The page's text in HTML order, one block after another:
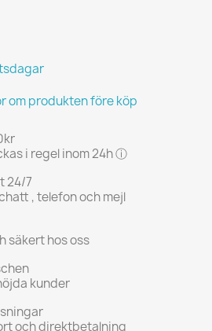
om produkten före köp
i regel inom 24h ⓘ
24/7
, telefon och mejl
säkert hos oss
kunder
och direktbetalning